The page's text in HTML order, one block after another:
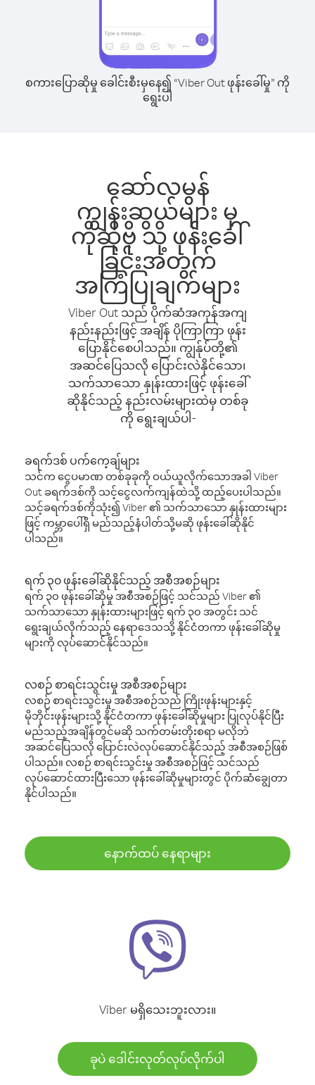
စကားပြောဆိုမှု ခေါင်းစီးမှနေ၍ “Viber Out ဖုန်းခေါ်မှု” ကို
ရွေးပါ
ဆော်လမွန်
ကျွန်းဆွယ်များ မှ
ကိုဆိုဗို သို့ ဖုန်းခေါ်
ခြင်းအတွက်
အကြံပြုချက်များ
Viber Out သည် ပိုက်ဆံအကုန်အကျ
နည်းနည်းဖြင့် အချိန် ပိုကြာကြာ ဖုန်း
ပြောနိုင်စေပါသည်။ ကျွန်ုပ်တို့၏
အဆင်ပြေသလို ပြောင်းလဲနိုင်သော၊
သက်သာသော နှုန်းထားဖြင့် ဖုန်းခေါ်
ဆိုနိုင်သည့် နည်းလမ်းများထဲမှ တစ်ခု
ကို ရွေးချယ်ပါ-
ခရက်ဒစ် ပက်ကေ့ချ်များ
သင်က ငွေပမာဏ တစ်ခုခုကို ဝယ်ယူလိုက်သောအခါ Viber
Out ခရက်ဒစ်ကို သင့်ငွေလက်ကျန်ထဲသို့ ထည့်ပေးပါသည်။
သင့်ခရက်ဒစ်ကိုသုံး၍ Viber ၏ သက်သာသော နှုန်းထားများ
ဖြင့် ကမ္ဘာပေါ်ရှိ မည်သည့်နံပါတ်သို့မဆို ဖုန်းခေါ်ဆိုနိုင်
ပါသည်။
ရက် ၃၀ ဖုန်းခေါ်ဆိုနိုင်သည့် အစီအစဉ်များ
ရက် ၃၀ ဖုန်းခေါ်ဆိုမှု အစီအစဉ်ဖြင့် သင်သည် Viber ၏
သက်သာသော နှုန်းထားများဖြင့် ရက် ၃၀ အတွင်း သင်
ရွေးချယ်လိုက်သည့် နေရာဒေသသို့ နိုင်ငံတကာ ဖုန်းခေါ်ဆိုမှု
များကို လုပ်ဆောင်နိုင်သည်။
လစဉ် စာရင်းသွင်းမှု အစီအစဉ်များ
လစဉ် စာရင်းသွင်းမှု အစီအစဉ်သည် ကြိုးဖုန်းများနှင့်
မိုဘိုင်းဖုန်းများသို့ နိုင်ငံတကာ ဖုန်းခေါ်ဆိုမှုများ ပြုလုပ်နိုင်ပြီး
မည်သည့်အချိန်တွင်မဆို သက်တမ်းတိုးစရာ မလိုဘဲ
အဆင်ပြေသလို ပြောင်းလဲလုပ်ဆောင်နိုင်သည့် အစီအစဉ်ဖြစ်
ပါသည်။ လစဉ် စာရင်းသွင်းမှု အစီအစဉ်ဖြင့် သင်သည်
လုပ်ဆောင်ထားပြီးသော ဖုန်းခေါ်ဆိုမှုများတွင် ပိုက်ဆံချွေတာ
နိုင်ပါသည်။
နောက်ထပ် နေရာများ
Viber မရှိသေးဘူးလား။
ခုပဲ ဒေါင်းလုတ်လုပ်လိုက်ပါ